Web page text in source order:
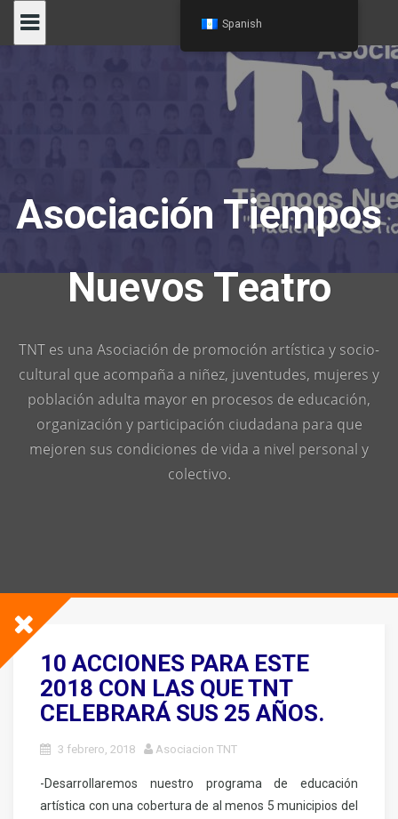
Asociación Tiempos
Nuevos Teatro
TNT es una Asociación de promoción artística y socio-
cultural que acompaña a niñez, juventudes, mujeres y
población adulta mayor en procesos de educación,
organización y participación ciudadana para que
mejoren sus condiciones de vida a nivel personal y
colectivo.
10 ACCIONES PARA ESTE
2018 CON LAS QUE TNT
CELEBRARÁ SUS 25 AÑOS.
3 febrero, 2018 Asociacion TNT
-Desarrollaremos nuestro programa de educación
artística con una cobertura de al menos 5 municipios del
Spanish